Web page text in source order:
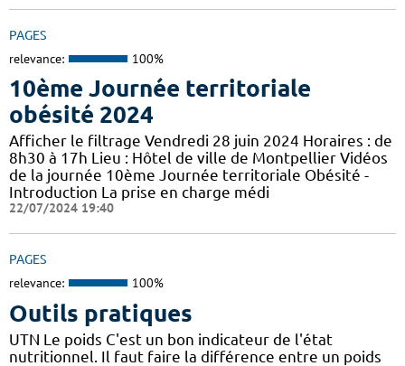
PAGES
relevance: 100%
10ème Journée territoriale
obésité 2024
Afficher le filtrage Vendredi 28 juin 2024 Horaires : de
8h30 à 17h Lieu : Hôtel de ville de Montpellier Vidéos
de la journée 10ème Journée territoriale Obésité -
Introduction La prise en charge médi
22/07/2024 19:40
PAGES
relevance: 100%
Outils pratiques
UTN Le poids C'est un bon indicateur de l'état
nutritionnel. Il faut faire la différence entre un poids